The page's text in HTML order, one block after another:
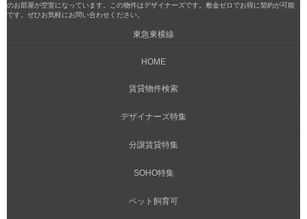
のお部屋が空室になっています。この物件はデザイナーズです。敷金ゼロでお得に契約が可能
です。ぜひお気軽にお問い合わせください。
東急東横線
HOME
賃貸物件検索
デザイナーズ特集
分譲賃貸特集
SOHO特集
ペット飼育可